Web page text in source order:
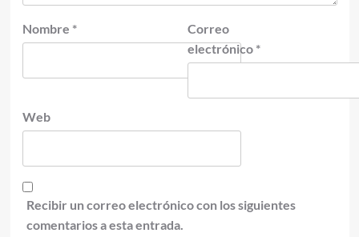
Nombre *
Correo
electrónico *
Web
Recibir un correo electrónico con los siguientes
comentarios a esta entrada.